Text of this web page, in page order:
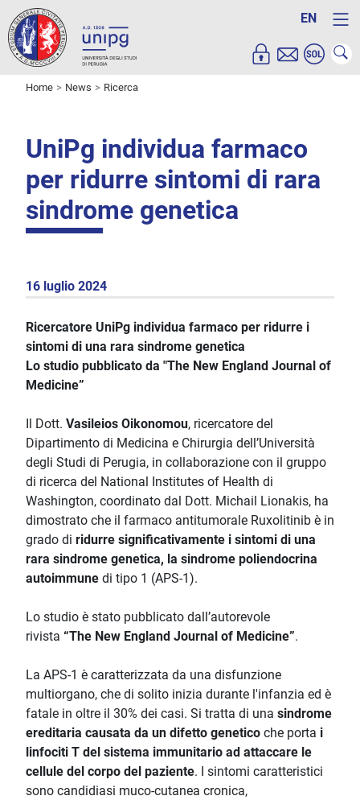
EN
Home News Ricerca
UniPg individua farmaco
per ridurre sintomi di rara
sindrome genetica
16 luglio 2024
Ricercatore UniPg individua farmaco per ridurre i
sintomi di una rara sindrome genetica
Lo studio pubblicato da "The New England Journal of
Medicine”
Il Dott. Vasileios Oikonomou, ricercatore del
Dipartimento di Medicina e Chirurgia dell’Università
degli Studi di Perugia, in collaborazione con il gruppo
di ricerca del National Institutes of Health di
Washington, coordinato dal Dott. Michail Lionakis, ha
dimostrato che il farmaco antitumorale Ruxolitinib è in
grado di ridurre significativamente i sintomi di una
rara sindrome genetica, la sindrome poliendocrina
autoimmune di tipo 1 (APS-1).
Lo studio è stato pubblicato dall’autorevole
rivista “The New England Journal of Medicine”.
La APS-1 è caratterizzata da una disfunzione
multiorgano, che di solito inizia durante l'infanzia ed è
fatale in oltre il 30% dei casi. Si tratta di una sindrome
ereditaria causata da un difetto genetico che porta i
linfociti T del sistema immunitario ad attaccare le
cellule del corpo del paziente. I sintomi caratteristici
sono candidiasi muco-cutanea cronica,